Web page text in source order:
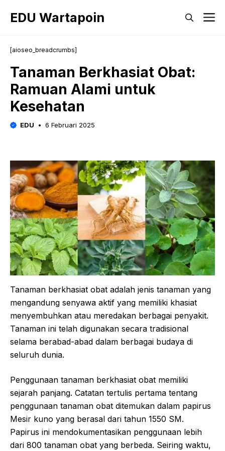
EDU Wartapoin
[aioseo_breadcrumbs]
Tanaman Berkhasiat Obat:
Ramuan Alami untuk
Kesehatan
EDU 6 Februari 2025
Tanaman berkhasiat obat adalah jenis tanaman yang
mengandung senyawa aktif yang memiliki khasiat
menyembuhkan atau meredakan berbagai penyakit.
Tanaman ini telah digunakan secara tradisional
selama berabad-abad dalam berbagai budaya di
seluruh dunia.
Penggunaan tanaman berkhasiat obat memiliki
sejarah panjang. Catatan tertulis pertama tentang
penggunaan tanaman obat ditemukan dalam papirus
Mesir kuno yang berasal dari tahun 1550 SM.
Papirus ini mendokumentasikan penggunaan lebih
dari 800 tanaman obat yang berbeda. Seiring waktu,